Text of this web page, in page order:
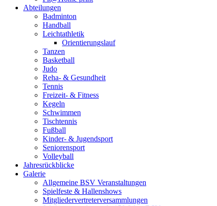
Abteilungen
Badminton
Handball
Leichtathletik
Orientierungslauf
Tanzen
Basketball
Judo
Reha- & Gesundheit
Tennis
Freizeit- & Fitness
Kegeln
Schwimmen
Tischtennis
Fußball
Kinder- & Jugendsport
Seniorensport
Volleyball
Jahresrückblicke
Galerie
Allgemeine BSV Veranstaltungen
Spielfeste & Hallenshows
Mitgliedervertreterversammlungen